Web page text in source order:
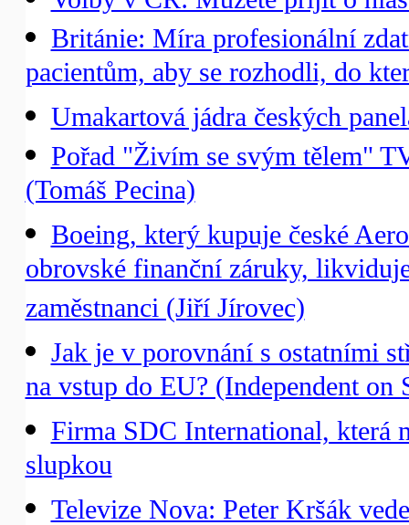
Británie: Míra profesionální
pacientům, aby se rozhodli, do
Umakartová jádra českých
Pořad "Živím se svým tělem"
(Tomáš Pecina)
Boeing, který kupuje české
obrovské finanční záruky,
zaměstnanci (Jiří Jírovec)
Jak je v porovnání s ostatními
na vstup do EU? (Independent on
Firma SDC International, která
slupkou
Televize Nova: Peter Kršák